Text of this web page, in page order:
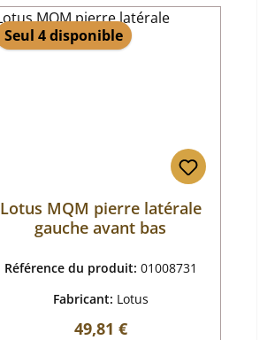
Seul 4 disponible
Lotus MQM pierre latérale
gauche avant bas
Référence du produit: 01008731
Fabricant: Lotus
Prix régulier :
49,81 €